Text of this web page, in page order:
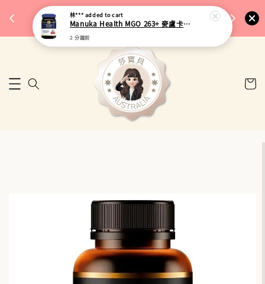
🎉 77購物節｜保健品滿額最低 91 折
來去逛逛
🚚 台
林*** added to cart
Manuka Health MGO 263+ 麥盧卡蜂蜜 500g
2 分鐘前